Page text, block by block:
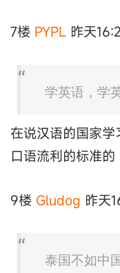
7楼 PYPL 昨天
学英语，学
在说汉语的国家
口语流利的标准的
9楼 Gludog 昨天
泰国不如中